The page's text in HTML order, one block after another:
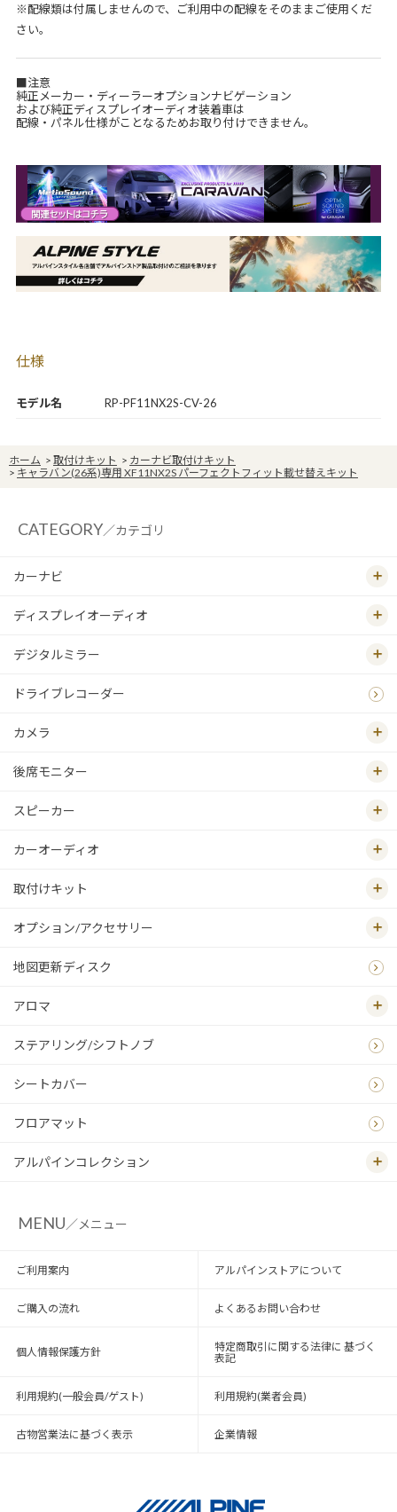
モデル名 RP-PF11NX2S-CV-26
※配線類は付属しませんので、ご利用中の配線をそのままご使用くだ
さい。
■注意
純正メーカー・ディーラーオプションナビゲーション
および純正ディスプレイオーディオ装着車は
配線・パネル仕様がことなるためお取り付けできません。
仕様
ホーム > 取付けキット > カーナビ取付けキット
> キャラバン(26系)専用 XF11NX2S パーフェクトフィット載せ替えキット
CATEGORY／カテゴリ
カーナビ
ディスプレイオーディオ
デジタルミラー
ドライブレコーダー
カメラ
後席モニター
スピーカー
カーオーディオ
取付けキット
オプション/アクセサリー
地図更新ディスク
アロマ
ステアリング/シフトノブ
シートカバー
フロアマット
アルパインコレクション
MENU／メニュー
ご利用案内 アルパインストアについて
ご購入の流れ よくあるお問い合わせ
個人情報保護方針
特定商取引に関する法律に 基づく
表記
利用規約(一般会員/ゲスト) 利用規約(業者会員)
古物営業法に基づく表示 企業情報